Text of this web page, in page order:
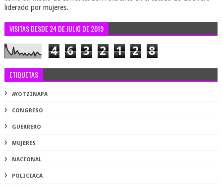
liderado por mujeres.
VISITAS DESDE 24 DE JULIO DE 2019
4 6 3 2 1 2 8
ETIQUETAS
AYOTZINAPA
CONGRESO
GUERRERO
MUJERES
NACIONAL
POLICIACA